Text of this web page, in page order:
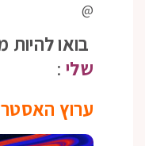
@
בואו להיות
שלי :
ערוץ